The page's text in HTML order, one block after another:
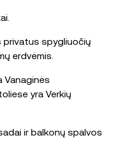
privatus spygliuočių
erdvėmis.
Vanaginės
yra Verkių
ir balkonų spalvos